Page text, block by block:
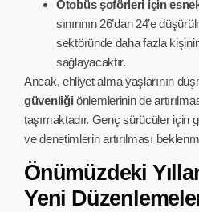
Otobüs şoförleri için
sınırının 26’dan 24’e
sektöründe daha fazla
sağlayacaktır.
Ancak, ehliyet alma yaşlarının
güvenliği önlemlerinin de
taşımaktadır. Genç sürücüler için
ve denetimlerin artırılması
Önümüzdeki
Yeni